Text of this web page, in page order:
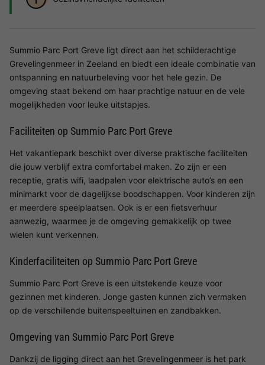
Summio Parc Port Greve ligt direct aan het schilderachtige
Grevelingenmeer in Zeeland en biedt een ideale combinatie van
ontspanning en natuurbeleving voor het hele gezin. De
omgeving staat bekend om haar prachtige natuur en de vele
mogelijkheden voor leuke uitstapjes.
Faciliteiten op Summio Parc Port Greve
Het vakantiepark beschikt over diverse praktische faciliteiten
die jouw verblijf extra comfortabel maken. Zo zijn er een
receptie, gratis wifi, laadpalen voor elektrische auto’s en een
minimarkt voor de dagelijkse boodschappen. Voor kinderen zijn
er meerdere speelplaatsen. Ook is er een fietsverhuur
aanwezig, waarmee je de omgeving gemakkelijk op twee
wielen kunt verkennen.
Kinderfaciliteiten op Summio Parc Port Greve
Summio Parc Port Greve is een uitstekende keuze voor
gezinnen met kinderen. Jonge gasten kunnen zich vermaken
op de verschillende buitenspeeltuinen en zandbakken.
Omgeving van Summio Parc Port Greve
Dankzij de ligging direct aan het Grevelingenmeer is het park